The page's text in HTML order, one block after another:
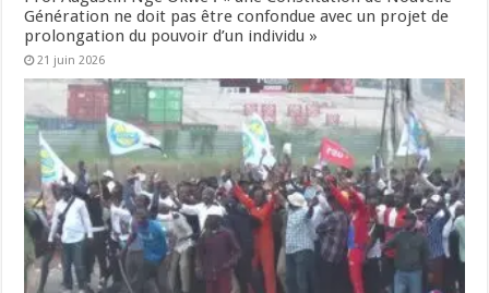
Génération ne doit pas être confondue avec un projet de
prolongation du pouvoir d’un individu »
21 juin 2026